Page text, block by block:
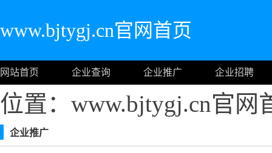
www.bjtygj.cn官网首页
网站首页 企业查询 企业推广 企业招聘
位置：www.bjtygj.cn官网
企业推广